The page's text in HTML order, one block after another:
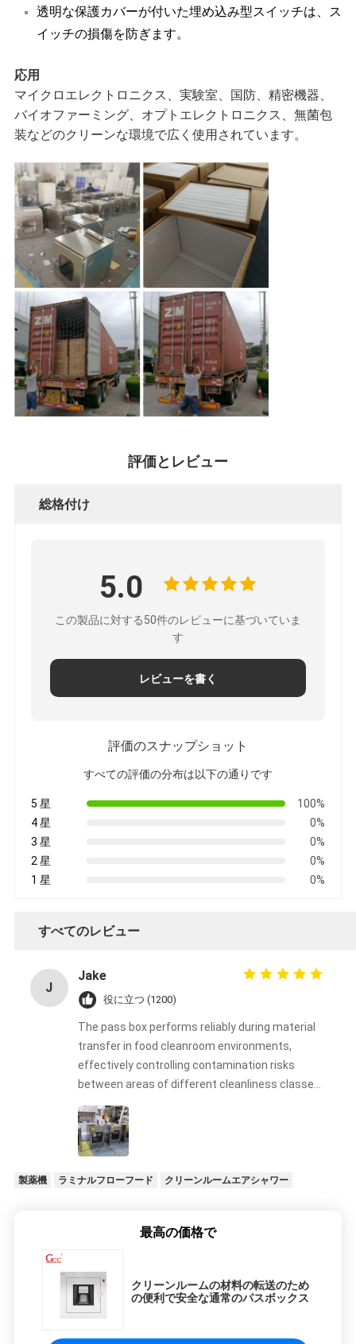
透明な保護カバーが付いた埋め込み型スイッチは、ス
イッチの損傷を防ぎます。
応用
マイクロエレクトロニクス、実験室、国防、精密機器、
バイオファーミング、オプトエレクトロニクス、無菌包
装などのクリーンな環境で広く使用されています。
評価とレビュー
総格付け
5.0
この製品に対する50件のレビューに基づいていま
す
レビューを書く
評価のスナップショット
すべての評価の分布は以下の通りです
5 星
100%
4 星
0%
3 星
0%
2 星
0%
1 星
0%
すべてのレビュー
J
Jake
役に立つ (1200)
The pass box performs reliably during material
transfer in food cleanroom environments,
effectively controlling contamination risks
between areas of different cleanliness classes.
Its easy-to-clean structure and food-grade
materials comply with HACCP and GMP
requirements, providing a reliable safeguard for
food safety production.
製薬機 ラミナルフローフード クリーンルームエアシャワー
最高の価格で
クリーンルームの材料の転送のため
の便利で安全な通常のパスボックス